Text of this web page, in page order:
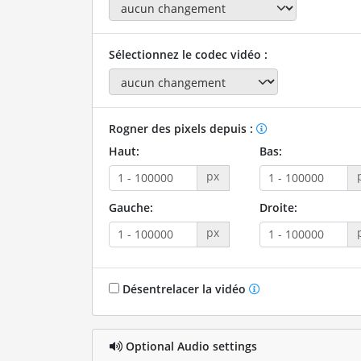
Sélectionnez le codec vidéo :
Rogner des pixels depuis :
Haut:
px
Bas:
Gauche:
px
Droite:
Désentrelacer la vidéo
Optional Audio settings